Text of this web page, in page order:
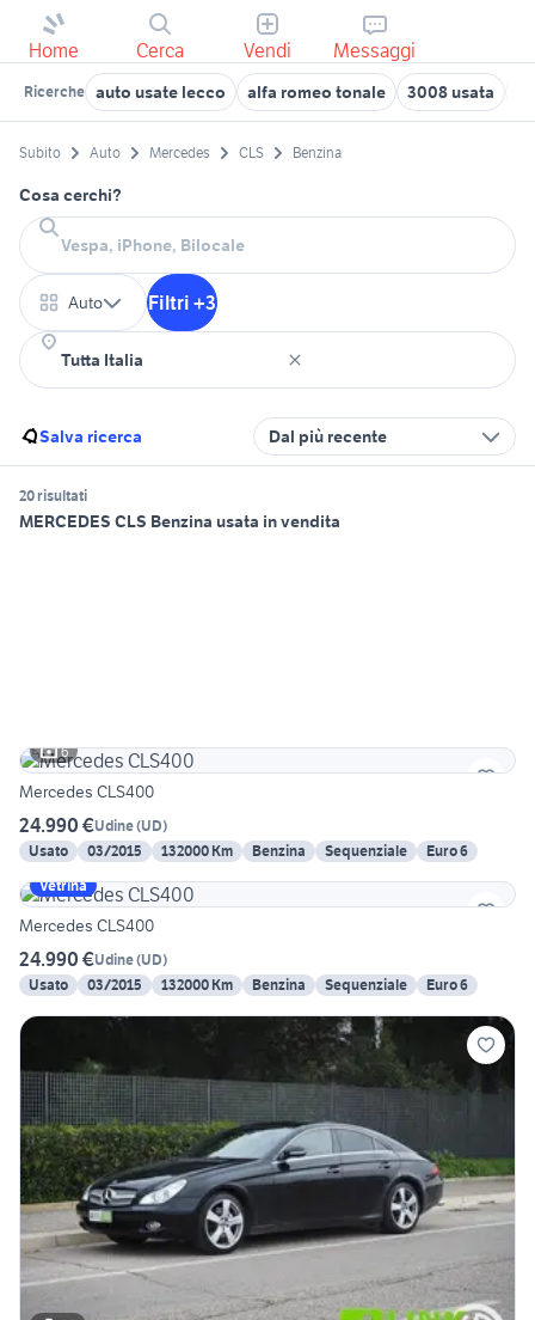
Home Cerca Vendi Messaggi
Ricerche auto usate lecco alfa romeo tonale 3008 usata
Subito Auto Mercedes CLS Benzina
Cosa cerchi?
Auto Filtri +3
Salva ricerca Dal più recente
20 risultati
MERCEDES CLS Benzina usata in vendita
6
Mercedes CLS400
24.990 €Udine(UD)
Usato
03/2015 132000 Km Benzina Sequenziale
Euro 6
Vetrina
Mercedes CLS400
24.990 €Udine(UD)
Usato
03/2015 132000 Km Benzina Sequenziale Euro 6